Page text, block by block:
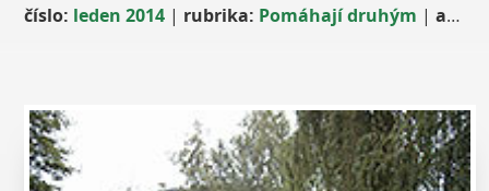
číslo: leden 2014 | rubrika: Pomáhají druhým |autor: